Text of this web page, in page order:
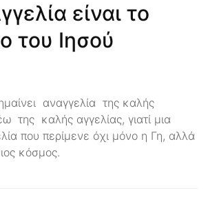
είναι το
του Ιησού
αναγγελία της καλής
της καλής αγγελίας, γιατί μια
που περίμενε όχι μόνο η Γη, αλλά
κόσμος.